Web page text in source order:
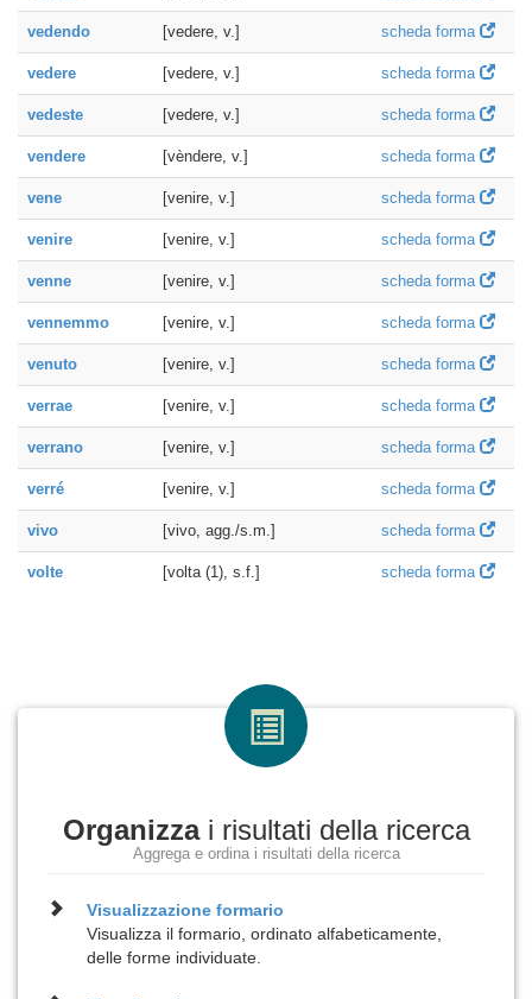
vedendo [vedere, v.] scheda forma
vedere [vedere, v.] scheda forma
vedeste [vedere, v.] scheda forma
vendere [vèndere, v.] scheda forma
vene [venire, v.] scheda forma
venire [venire, v.] scheda forma
venne [venire, v.] scheda forma
vennemmo [venire, v.] scheda forma
venuto [venire, v.] scheda forma
verrae [venire, v.] scheda forma
verrano [venire, v.] scheda forma
verré [venire, v.] scheda forma
vivo [vivo, agg./s.m.] scheda forma
volte [volta (1), s.f.] scheda forma
Organizzai risultati della ricerca
Aggrega e ordina i risultati della ricerca
Visualizzazioneformario
Visualizza il formario, ordinato alfabeticamente,
delle forme individuate.